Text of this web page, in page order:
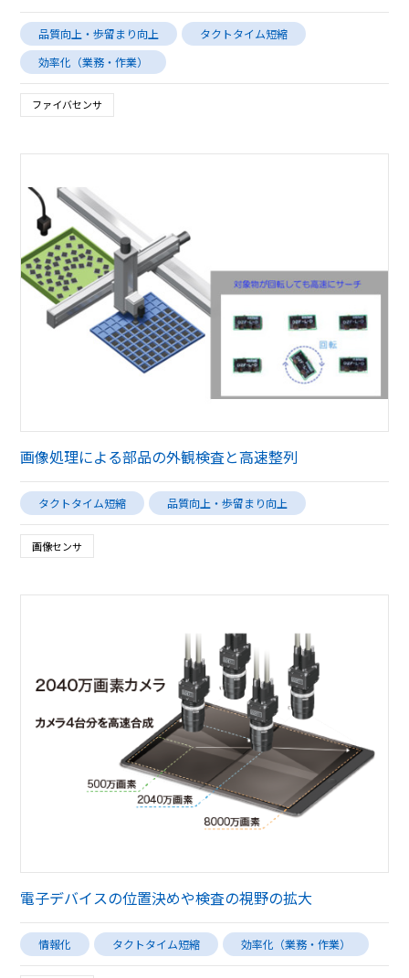
品質向上・歩留まり向上
タクトタイム短縮
効率化（業務・作業）
ファイバセンサ
画像処理による部品の外観検査と高速整列
タクトタイム短縮 品質向上・歩留まり向上
画像センサ
電子デバイスの位置決めや検査の視野の拡大
情報化 タクトタイム短縮 効率化（業務・作業）